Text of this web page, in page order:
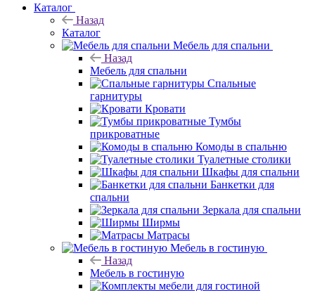
Каталог
Назад
Каталог
Мебель для спальни
Назад
Мебель для спальни
Спальные
гарнитуры
Кровати
Тумбы
прикроватные
Комоды в спальню
Туалетные столики
Шкафы для спальни
Банкетки для
спальни
Зеркала для спальни
Ширмы
Матрасы
Мебель в гостиную
Назад
Мебель в гостиную